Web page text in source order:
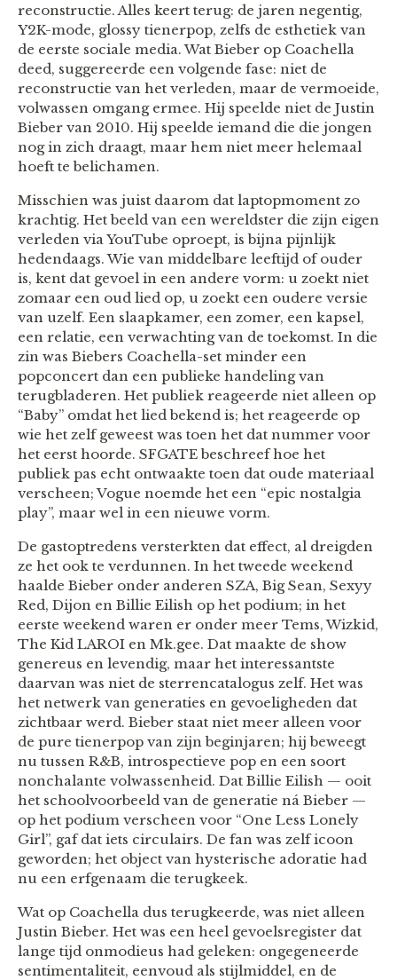
reconstructie. Alles keert terug: de jaren negentig,
Y2K-mode, glossy tienerpop, zelfs de esthetiek van
de eerste sociale media. Wat Bieber op Coachella
deed, suggereerde een volgende fase: niet de
reconstructie van het verleden, maar de vermoeide,
volwassen omgang ermee. Hij speelde niet de Justin
Bieber van 2010. Hij speelde iemand die die jongen
nog in zich draagt, maar hem niet meer helemaal
hoeft te belichamen.
Misschien was juist daarom dat laptopmoment zo
krachtig. Het beeld van een wereldster die zijn eigen
verleden via YouTube oproept, is bijna pijnlijk
hedendaags. Wie van middelbare leeftijd of ouder
is, kent dat gevoel in een andere vorm: u zoekt niet
zomaar een oud lied op, u zoekt een oudere versie
van uzelf. Een slaapkamer, een zomer, een kapsel,
een relatie, een verwachting van de toekomst. In die
zin was Biebers Coachella-set minder een
popconcert dan een publieke handeling van
terugbladeren. Het publiek reageerde niet alleen op
“Baby” omdat het lied bekend is; het reageerde op
wie het zelf geweest was toen het dat nummer voor
het eerst hoorde. SFGATE beschreef hoe het
publiek pas echt ontwaakte toen dat oude materiaal
verscheen; Vogue noemde het een “epic nostalgia
play”, maar wel in een nieuwe vorm.
De gastoptredens versterkten dat effect, al dreigden
ze het ook te verdunnen. In het tweede weekend
haalde Bieber onder anderen SZA, Big Sean, Sexyy
Red, Dijon en Billie Eilish op het podium; in het
eerste weekend waren er onder meer Tems, Wizkid,
The Kid LAROI en Mk.gee. Dat maakte de show
genereus en levendig, maar het interessantste
daarvan was niet de sterrencatalogus zelf. Het was
het netwerk van generaties en gevoeligheden dat
zichtbaar werd. Bieber staat niet meer alleen voor
de pure tienerpop van zijn beginjaren; hij beweegt
nu tussen R&B, introspectieve pop en een soort
nonchalante volwassenheid. Dat Billie Eilish — ooit
het schoolvoorbeeld van de generatie ná Bieber —
op het podium verscheen voor “One Less Lonely
Girl”, gaf dat iets circulairs. De fan was zelf icoon
geworden; het object van hysterische adoratie had
nu een erfgenaam die terugkeek.
Wat op Coachella dus terugkeerde, was niet alleen
Justin Bieber. Het was een heel gevoelsregister dat
lange tijd onmodieus had geleken: ongegeneerde
sentimentaliteit, eenvoud als stijlmiddel, en de